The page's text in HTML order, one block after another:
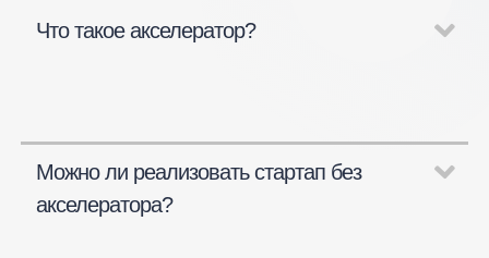
Что такое акселератор?
Можно ли реализовать стартап без
акселератора?